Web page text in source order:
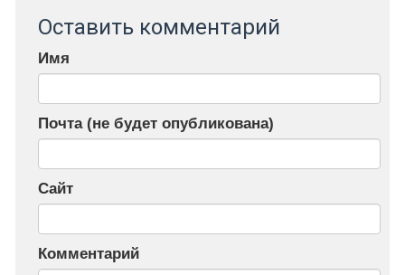
Оставить комментарий
Имя
Почта (не будет опубликована)
Сайт
Комментарий